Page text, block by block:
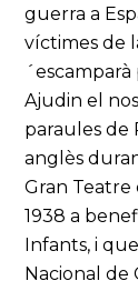
guerra a
víctimes de
Ajudin el
paraules de
anglès
Gran Teatre
1938 a
Infants, i
Nacional de